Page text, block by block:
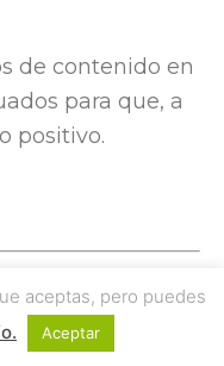
de contenido en
para que, a
positivo.
quizás quieras
aceptas, pero puedes
Aceptar